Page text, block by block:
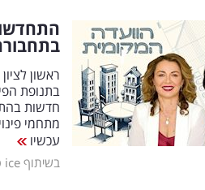
ראשון
בתנופת
מתחמי
עכשיו
בשיתוף ice פרויקטים